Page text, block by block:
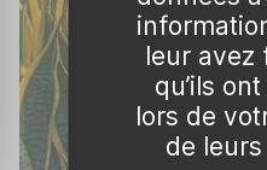
des feuilles coriaces
panachées de jaune
une allure élégante.
Golden Hahnii
leur avez
qu’ils
lors de
de